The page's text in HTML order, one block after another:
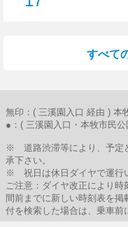
すべて
無印：( 三溪園入口 経由 ) 本
●：( 三溪園入口・本牧市民
※ 道路渋滞等により、予定
承下さい。
※ 祝日は休日ダイヤで運行
ご注意：ダイヤ改正により時
間前までに新しい時刻表を
付を検索した場合は、乗車前